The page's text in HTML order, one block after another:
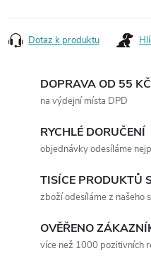
Dotaz k produktu
DOPRAVA OD 55 KČ
na výdejní místa DPD
RYCHLÉ DORUČENÍ
objednávky odesíláme
TISÍCE PRODUKTŮ
zboží odesíláme z našeho
OVĚŘENO
více než 1000 pozitivních